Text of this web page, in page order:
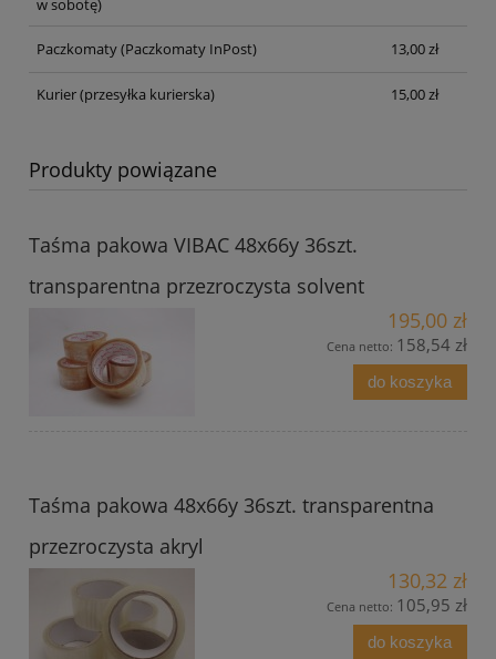
w sobotę)
Paczkomaty(Paczkomaty InPost) 13,00 zł
Kurier(przesyłka kurierska) 15,00 zł
Produkty powiązane
Taśma pakowa VIBAC 48x66y 36szt.
transparentna przezroczysta solvent
195,00 zł
Cena netto: 158,54 zł
do koszyka
Taśma pakowa 48x66y 36szt. transparentna
przezroczysta akryl
130,32 zł
Cena netto: 105,95 zł
do koszyka